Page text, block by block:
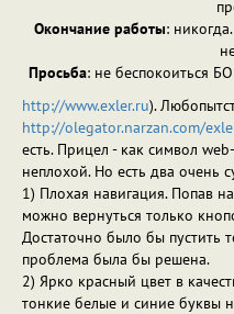
Окончание работы:
Просьба: не беспокоиться
http://www.exler.ru).
http://olegator.narzan.com/
есть. Прицел - как символ
неплохой. Но есть два очень
1) Плохая навигация. Попав
можно вернуться только
Достаточно было бы пустить
проблема была бы решена.
2) Ярко красный цвет в
тонкие белые и синие буквы